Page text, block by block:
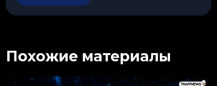
Похожие материалы